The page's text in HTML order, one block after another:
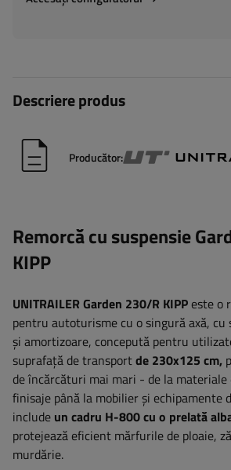
Descriere produs
Producător:
Remorcă cu suspensie
KIPP
UNITRAILER Garden 230/R KIPP este o
pentru autoturisme cu o singură axă, cu
și amortizoare, concepută pentru
suprafață de transportde 230x125 cm,
de încărcături mai mari - de la
finisaje până la mobilier și echipamente
include un cadru H-800 cu o prelată
protejează eficient mărfurile de ploaie,
murdărie.